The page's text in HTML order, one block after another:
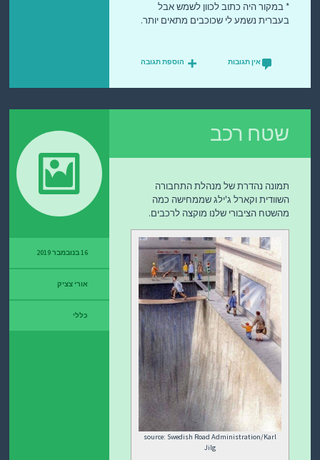
* במקור היה כתוב לכוון לשמש אבל
בעברית נשמע לי שכוכבים מתאים יותר.
אין תגובות הוספת תגובה
שטח רכב
תמונה נהדרת של מנהלת התחבורה
השוודית וקארל ג'ילג שממחישה כמה
מהשטח הציבורי שלנו מוקצה לרכבים.
source: Swedish Road Administration/Karl
Jilg
16 בנובמבר 2019
אורי צציק
כללי